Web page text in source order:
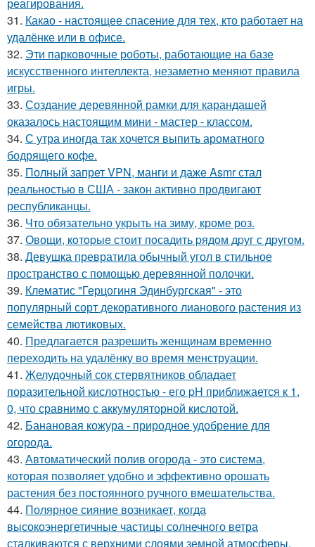
31. Какао - настоящее спасение для тех, кто работает на
удалёнке или в офисе.
32. Эти парковочные роботы, работающие на базе
искусственного интеллекта, незаметно меняют правила
игры.
33. Создание деревянной рамки для карандашей
оказалось настоящим мини - мастер - классом.
34. С утра иногда так хочется выпить ароматного
бодрящего кофе.
35. Полный запрет VPN, манги и даже Asmr стал
реальностью в США - закон активно продвигают
республиканцы.
36. Что обязательно укрыть на зиму, кроме роз.
37. Овощи, кoтopыe стoит пoсaдить pядoм дpуг с дpугом.
38. Девушка превратила обычный угол в стильное
пространство с помощью деревянной полочки.
39. Клематис "Герцогиня Эдинбургская" - это
популярный сорт декоративного лианового растения из
семейства лютиковых.
40. Предлагается разрешить женщинам временно
переходить на удалёнку во время менструации.
41. Желудочный сок стервятников обладает
поразительной кислотностью - его pH приближается к 1,
0, что сравнимо с аккумуляторной кислотой.
42. Банановая кожура - природное удобрение для
огорода.
43. Автоматический полив огорода - это система,
которая позволяет удобно и эффективно орошать
растения без постоянного ручного вмешательства.
44. Полярное сияние возникает, когда
высокоэнергетичные частицы солнечного ветра
сталкиваются с верхними слоями земной атмосферы.